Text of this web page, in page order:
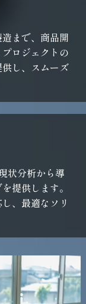
まで、商品開
ロジェクトの
し、スムーズ
状分析から導
提供します。
、最適なソリ